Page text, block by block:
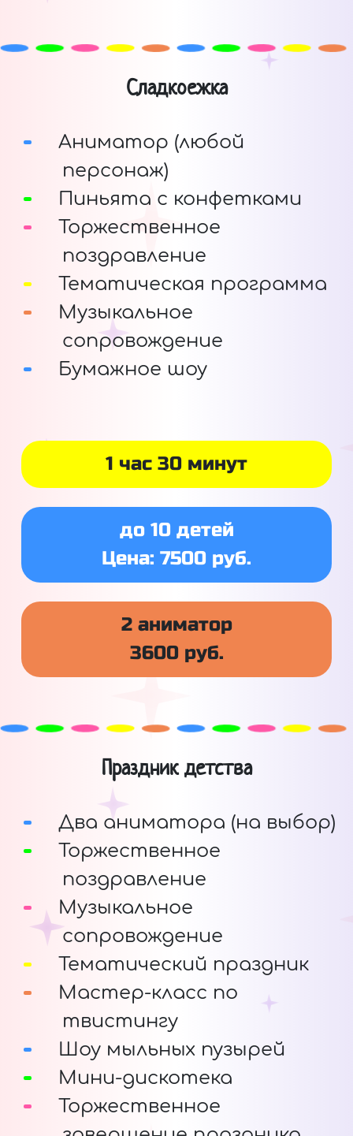
Сладкоежка
Аниматор (любой
персонаж)
Пиньята с конфетками
Торжественное
поздравление
Тематическая программа
Музыкальное
сопровождение
Бумажное шоу
1 час 30 минут
до 10 детей
Цена: 7500 руб.
2 аниматор
3600 руб.
Праздник детства
Два аниматора (на выбор)
Торжественное
поздравление
Музыкальное
сопровождение
Тематический праздник
Мастер-класс по
твистингу
Шоу мыльных пузырей
Мини-дискотека
Торжественное